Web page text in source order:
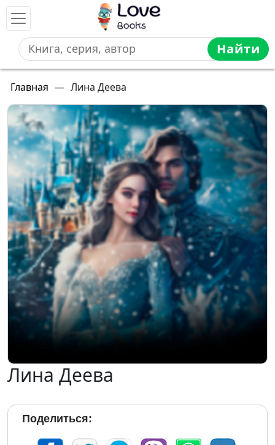
Найти
Главная — Лина Деева
Лина Деева
Поделиться: